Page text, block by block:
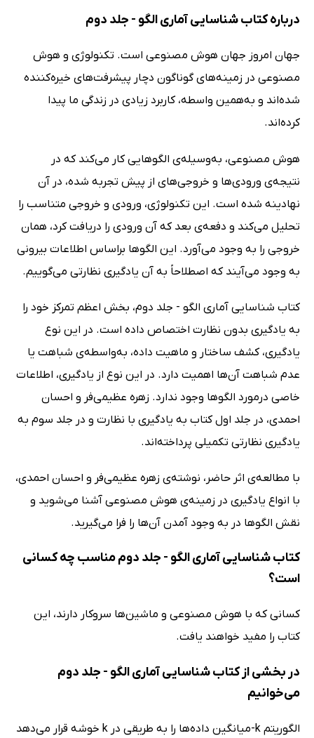
درباره کتاب شناسایی آماری الگو - جلد دوم
جهان امروز جهان هوش مصنوعی است. تکنولوژی و هوش
مصنوعی در زمینه‌های گوناگون دچار پیشرفت‌های خیره‌کننده
شده‌اند و به‌همین‌ واسطه، کاربرد زیادی در زندگی ما پیدا
کرده‌اند.
هوش مصنوعی، به‌وسیله‌ی الگوهایی کار می‌کند که در
نتیجه‌ی ورودی‌ها و خروجی‌های از پیش تجربه شده، در آن
نهادینه شده است. این تکنولوژی، ورودی و خروجی متناسب را
تحلیل می‌کند و دفعه‌ی بعد که آن ورودی را دریافت کرد، همان
خروجی را به وجود می‌آورد. این الگوها براساس اطلاعات بیرونی
به وجود می‌آیند که اصطلاحاً به آن یادگیری نظارتی می‌گوییم.
کتاب شناسایی آماری الگو - جلد دوم، بخش اعظم تمرکز خود را
به یادگیری بدون نظارت اختصاص داده است. در این نوع
یادگیری، کشف ساختار و ماهیت داده، به‌واسطه‌ی شباهت یا
عدم شباهت‌ آن‌ها اهمیت دارد. در این نوع از یادگیری، اطلاعات
خاصی درمورد الگوها وجود ندارد. زهره عظیمی‌فر و احسان
احمدی، در جلد اول کتاب به یادگیری با نظارت و در جلد سوم به
یادگیری نظارتی تکمیلی پرداخته‌اند.
با مطالعه‌ی اثر حاضر، نوشته‌ی زهره عظیمی‌فر و احسان احمدی،
با انواع یادگیری در زمینه‌ی هوش مصنوعی آشنا می‌شوید و
نقش الگوها در به وجود آمدن آن‌ها را فرا می‌گیرید.
کتاب شناسایی آماری الگو - جلد دوم مناسب چه کسانی
است؟
کسانی که با هوش مصنوعی و ماشین‌ها سروکار دارند، این
کتاب را مفید خواهند یافت.
در بخشی از کتاب شناسایی آماری الگو - جلد دوم
می‌خوانیم
الگوریتم k-میانگین داده‌ها را به طریقی در k خوشه قرار می‌دهد